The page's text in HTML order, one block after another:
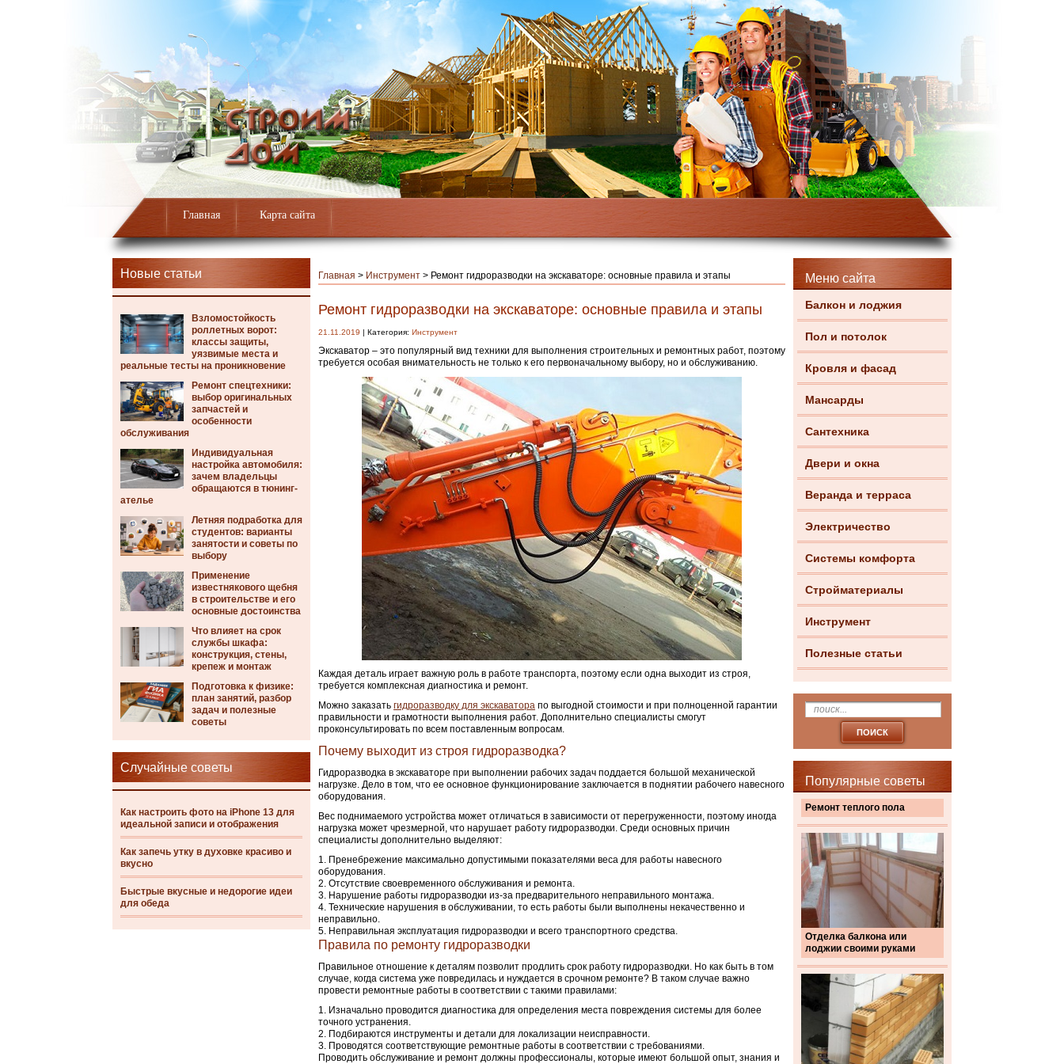
Главная Карта сайта
Новые статьи
Взломостойкость
роллетных ворот:
классы защиты,
уязвимые места и
реальные тесты на проникновение
Ремонт спецтехники:
выбор оригинальных
запчастей и
особенности
обслуживания
Индивидуальная
настройка автомобиля:
зачем владельцы
обращаются в тюнинг-
ателье
Летняя подработка для
студентов: варианты
занятости и советы по
выбору
Применение
известнякового щебня
в строительстве и его
основные достоинства
Что влияет на срок
службы шкафа:
конструкция, стены,
крепеж и монтаж
Подготовка к физике:
план занятий, разбор
задач и полезные
советы
Случайные советы
Как настроить фото на iPhone 13 для
идеальной записи и отображения
Как запечь утку в духовке красиво и
вкусно
Быстрые вкусные и недорогие идеи
для обеда
Меню сайта
Балкон и лоджия
Пол и потолок
Кровля и фасад
Мансарды
Сантехника
Двери и окна
Веранда и терраса
Электричество
Системы комфорта
Стройматериалы
Инструмент
Полезные статьи
Популярные советы
Ремонт теплого пола
Отделка балкона или
лоджии своими руками
Главная > Инструмент > Ремонт гидроразводки на экскаваторе: основные правила и этапы
Ремонт гидроразводки на экскаваторе: основные правила и этапы
21.11.2019 | Категория: Инструмент
Экскаватор – это популярный вид техники для выполнения строительных и ремонтных работ, поэтому
требуется особая внимательность не только к его первоначальному выбору, но и обслуживанию.
Каждая деталь играет важную роль в работе транспорта, поэтому если одна выходит из строя,
требуется комплексная диагностика и ремонт.
Можно заказать гидроразводку для экскаватора по выгодной стоимости и при полноценной гарантии
правильности и грамотности выполнения работ. Дополнительно специалисты смогут
проконсультировать по всем поставленным вопросам.
Почему выходит из строя гидроразводка?
Гидроразводка в экскаваторе при выполнении рабочих задач поддается большой механической
нагрузке. Дело в том, что ее основное функционирование заключается в поднятии рабочего навесного
оборудования.
Вес поднимаемого устройства может отличаться в зависимости от перегруженности, поэтому иногда
нагрузка может чрезмерной, что нарушает работу гидроразводки. Среди основных причин
специалисты дополнительно выделяют:
Пренебрежение максимально допустимыми показателями веса для работы навесного
оборудования.
Отсутствие своевременного обслуживания и ремонта.
Нарушение работы гидроразводки из-за предварительного неправильного монтажа.
Технические нарушения в обслуживании, то есть работы были выполнены некачественно и
неправильно.
Неправильная эксплуатация гидроразводки и всего транспортного средства.
Правила по ремонту гидроразводки
Правильное отношение к деталям позволит продлить срок работу гидроразводки. Но как быть в том
случае, когда система уже повредилась и нуждается в срочном ремонте? В таком случае важно
провести ремонтные работы в соответствии с такими правилами:
Изначально проводится диагностика для определения места повреждения системы для более
точного устранения.
Подбираются инструменты и детали для локализации неисправности.
Проводятся соответствующие ремонтные работы в соответствии с требованиями.
Проводить обслуживание и ремонт должны профессионалы, которые имеют большой опыт, знания и